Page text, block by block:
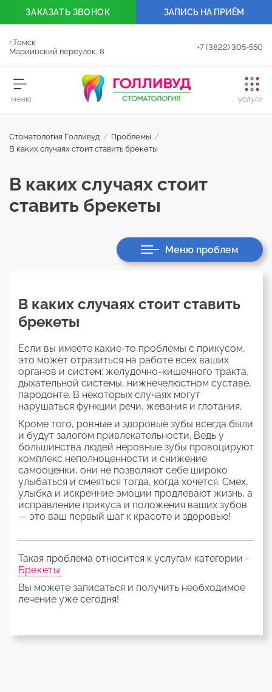
г.Томск
Мариинский переулок, 8
+7 (3822) 305-550
ЗАКАЗАТЬ ЗВОНОК ЗАПИСЬ НА ПРИЁМ
Стоматология Голливуд / Проблемы /
В каких случаях стоит ставить брекеты
В каких случаях стоит
ставить брекеты
Меню проблем
В каких случаях стоит ставить
брекеты
Если вы имеете какие-то проблемы с прикусом,
это может отразиться на работе всех ваших
органов и систем: желудочно-кишечного тракта,
дыхательной системы, нижнечелюстном суставе,
пародонте. В некоторых случаях могут
нарушаться функции речи, жевания и глотания.
Кроме того, ровные и здоровые зубы всегда были
и будут залогом привлекательности. Ведь у
большинства людей неровные зубы провоцируют
комплекс неполноценности и снижение
самооценки, они не позволяют себе широко
улыбаться и смеяться тогда, когда хочется. Смех,
улыбка и искренние эмоции продлевают жизнь, а
исправление прикуса и положения ваших зубов
— это ваш первый шаг к красоте и здоровью!
Такая проблема относится к услугам категории -
Брекеты
Вы можете записаться и получить необходимое
лечение уже сегодня!